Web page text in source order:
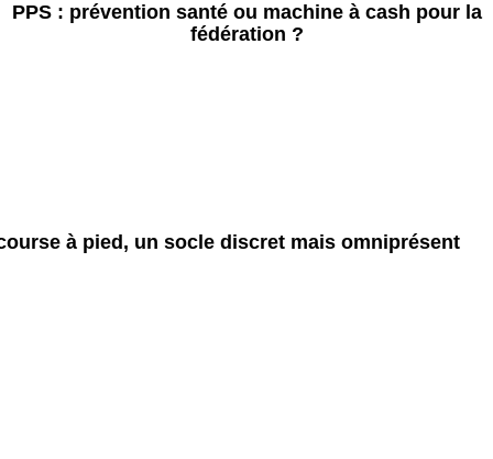
PPS : prévention santé ou machine à cash pour la
fédération ?
à pied, un socle discret mais omniprésent